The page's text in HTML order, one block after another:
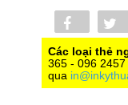
Share
Các loại thẻ
365 - 096
qua